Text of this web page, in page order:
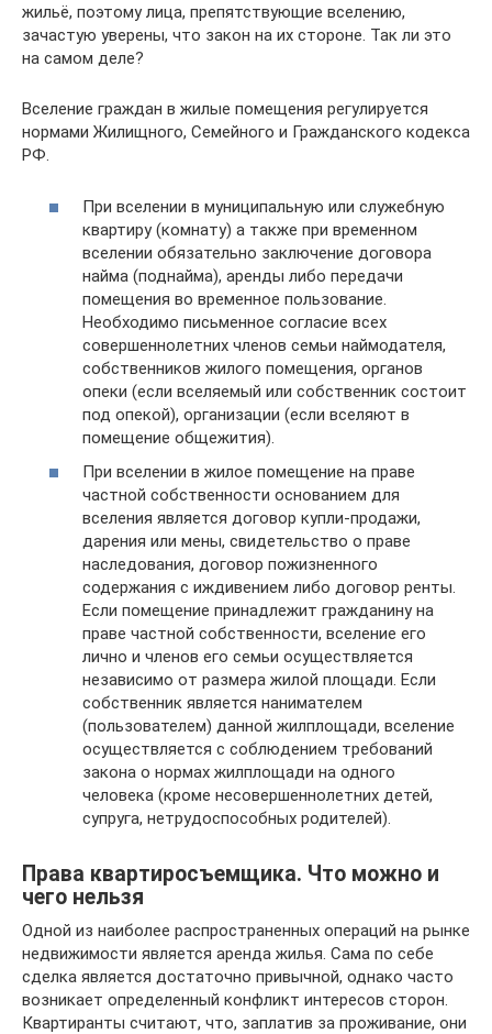
жильё, поэтому лица, препятствующие вселению,
зачастую уверены, что закон на их стороне. Так ли это
на самом деле?
Вселение граждан в жилые помещения регулируется
нормами Жилищного, Семейного и Гражданского кодекса
РФ.
При вселении в муниципальную или служебную
квартиру (комнату) а также при временном
вселении обязательно заключение договора
найма (поднайма), аренды либо передачи
помещения во временное пользование.
Необходимо письменное согласие всех
совершеннолетних членов семьи наймодателя,
собственников жилого помещения, органов
опеки (если вселяемый или собственник состоит
под опекой), организации (если вселяют в
помещение общежития).
При вселении в жилое помещение на праве
частной собственности основанием для
вселения является договор купли-продажи,
дарения или мены, свидетельство о праве
наследования, договор пожизненного
содержания с иждивением либо договор ренты.
Если помещение принадлежит гражданину на
праве частной собственности, вселение его
лично и членов его семьи осуществляется
независимо от размера жилой площади. Если
собственник является нанимателем
(пользователем) данной жилплощади, вселение
осуществляется с соблюдением требований
закона о нормах жилплощади на одного
человека (кроме несовершеннолетних детей,
супруга, нетрудоспособных родителей).
Права квартиросъемщика. Что можно и
чего нельзя
Одной из наиболее распространенных операций на рынке
недвижимости является аренда жилья. Сама по себе
сделка является достаточно привычной, однако часто
возникает определенный конфликт интересов сторон.
Квартиранты считают, что, заплатив за проживание, они